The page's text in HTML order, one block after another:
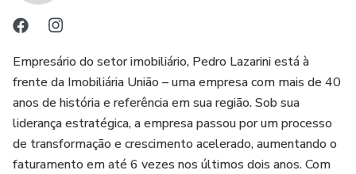
linguagem prática, direto do campo de batalha para o seu
negócio.
🛡️ Garantia incondicional de 7 dias
🎯 Formato 100% online
🚀 Conteúdo prático, direto e aplicável
Empresário do setor imobiliário, Pedro Lazarini está à
frente da Imobiliária União – uma empresa com mais de 40
anos de história e referência em sua região. Sob sua
liderança estratégica, a empresa passou por um processo
de transformação e crescimento acelerado, aumentando o
faturamento em até 6 vezes nos últimos dois anos. Com